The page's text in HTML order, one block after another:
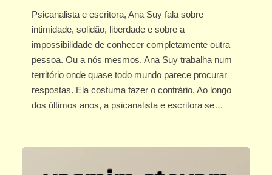
Psicanalista e escritora, Ana Suy fala sobre
intimidade, solidão, liberdade e sobre a
impossibilidade de conhecer completamente outra
pessoa. Ou a nós mesmos. Ana Suy trabalha num
território onde quase todo mundo parece procurar
respostas. Ela costuma fazer o contrário. Ao longo
dos últimos anos, a psicanalista e escritora se…